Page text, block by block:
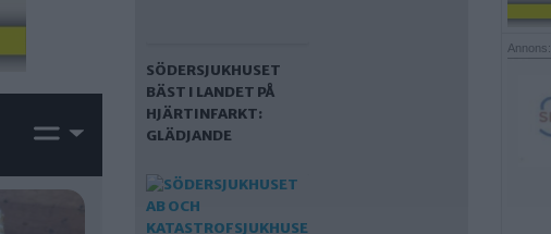
SÖDERSJUKHUSET
BÄST I LANDET PÅ
HJÄRTINFARKT:
GLÄDJANDE
Annons: